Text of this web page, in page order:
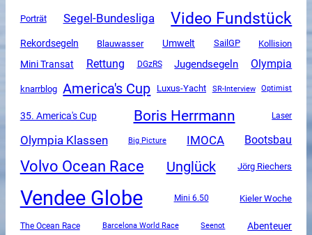
Porträt Segel-Bundesliga Video Fundstück
Rekordsegeln Blauwasser Umwelt SailGP Kollision
Mini Transat Rettung DGzRS Jugendsegeln Olympia
knarrblog America's Cup Luxus-Yacht SR-Interview Optimist
35. America's Cup Boris Herrmann Laser
Olympia Klassen Big Picture IMOCA Bootsbau
Volvo Ocean Race Unglück Jörg Riechers
Vendee Globe Mini 6.50 Kieler Woche
The Ocean Race Barcelona World Race Seenot Abenteuer